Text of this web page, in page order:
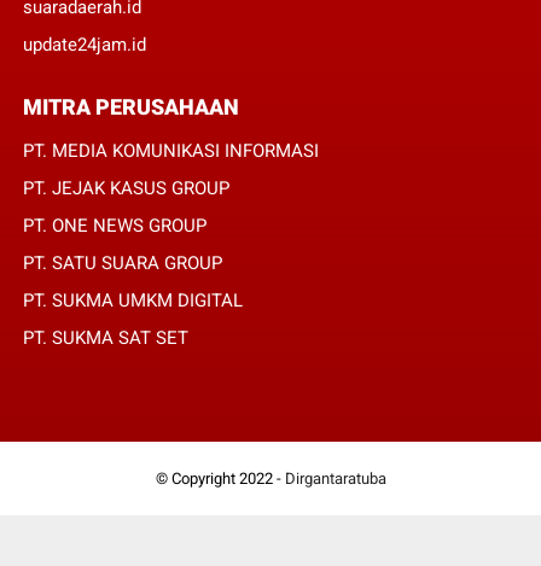
suaradaerah.id
update24jam.id
MITRA PERUSAHAAN
PT. MEDIA KOMUNIKASI INFORMASI
PT. JEJAK KASUS GROUP
PT. ONE NEWS GROUP
PT. SATU SUARA GROUP
PT. SUKMA UMKM DIGITAL
PT. SUKMA SAT SET
© Copyright 2022 - Dirgantaratuba